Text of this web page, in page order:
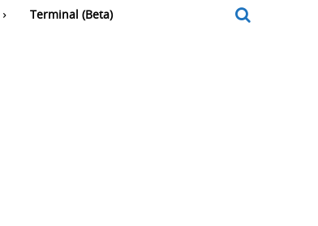
Terminal (Beta)